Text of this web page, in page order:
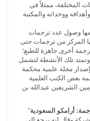
المختلفة، ممثلاً في
ووحداته والمكتبة
وصول عدد ترجمات
المركز من ترجمات حتى
عشر ترجمة أخرى جاهزة للطبع؛
تلك الأنشطة لتشمل
مجلة علمية محكمة
بعض الكتب العلمية
الشريفين عبدالله بن
أرامكو السعودية"